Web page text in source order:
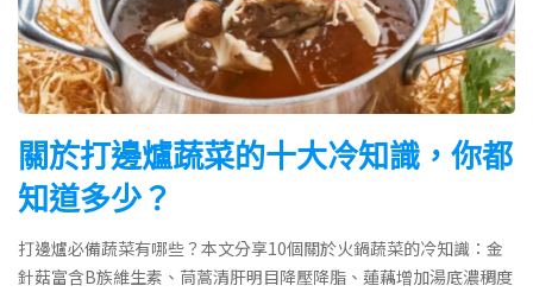
關於打邊爐蔬菜的十大冷知識，你都
知道多少？
打邊爐必備蔬菜有哪些？本文分享10個關於火鍋蔬菜的冷知識：金
針菇富含B族維生素、茼蒿清肝明目降壓降脂、蓮藕增加湯底濃稠度